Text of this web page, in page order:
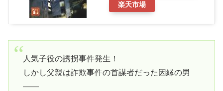
楽天市場
人気子役の誘拐事件発生！
しかし父親は詐欺事件の首謀者だった因縁の男
――